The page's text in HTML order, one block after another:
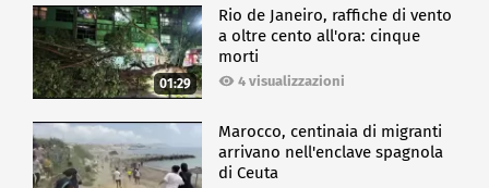
01:29
Rio de Janeiro, raffiche di vento
a oltre cento all'ora: cinque
morti
4 visualizzazioni
Marocco, centinaia di migranti
arrivano nell'enclave spagnola
di Ceuta